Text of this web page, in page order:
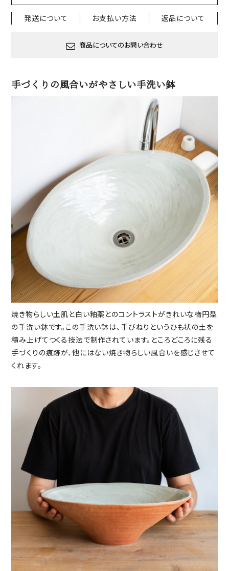
発送について お支払い方法 返品について
商品についてのお問い合わせ
手づくりの風合いがやさしい手洗い鉢
焼き物らしい土肌と白い釉薬とのコントラストがきれいな楕円型
の手洗い鉢です。この手洗い鉢は、手びねりというひも状の土を
積み上げてつくる技法で制作されています。ところどころに残る
手づくりの痕跡が、他にはない焼き物らしい風合いを感じさせて
くれます。